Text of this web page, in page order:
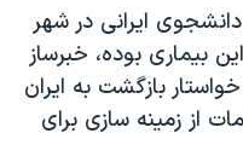
ایرانی در شهر
بیماری بوده،‌ خبرساز
بازگشت به ایران
از زمینه سازی برای